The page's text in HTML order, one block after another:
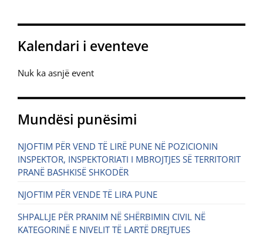
Kalendari i eventeve
Nuk ka asnjë event
Mundësi punësimi
NJOFTIM PËR VEND TË LIRË PUNE NË POZICIONIN
INSPEKTOR, INSPEKTORIATI I MBROJTJES SË TERRITORIT
PRANË BASHKISË SHKODËR
NJOFTIM PËR VENDE TË LIRA PUNE
SHPALLJE PËR PRANIM NË SHËRBIMIN CIVIL NË
KATEGORINË E NIVELIT TË LARTË DREJTUES